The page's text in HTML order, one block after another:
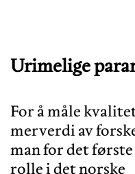
Urimelige
For å måle
merverdi av
man for det første
rolle i det norske